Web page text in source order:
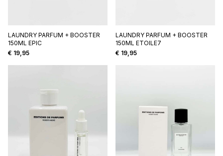
LAUNDRY PARFUM + BOOSTER
150ML EPIC
€ 19,95
LAUNDRY PARFUM + BOOSTER
150ML ETOILE7
€ 19,95